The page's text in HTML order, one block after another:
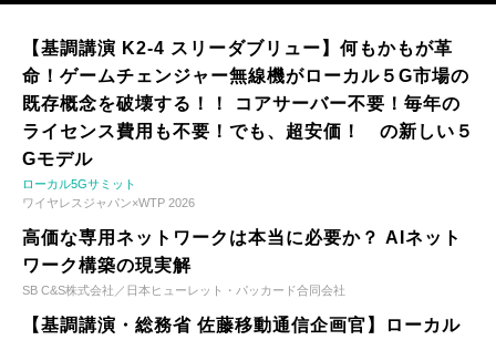
【基調講演 K2-4 スリーダブリュー】何もかもが革
命！ゲームチェンジャー無線機がローカル５G市場の
既存概念を破壊する！！ コアサーバー不要！毎年の
ライセンス費用も不要！でも、超安価！ の新しい５
Gモデル
ローカル5Gサミット
ワイヤレスジャパン×WTP 2026
高価な専用ネットワークは本当に必要か？ AIネット
ワーク構築の現実解
SB C&S株式会社／日本ヒューレット・パッカード合同会社
【基調講演・総務省 佐藤移動通信企画官】ローカル